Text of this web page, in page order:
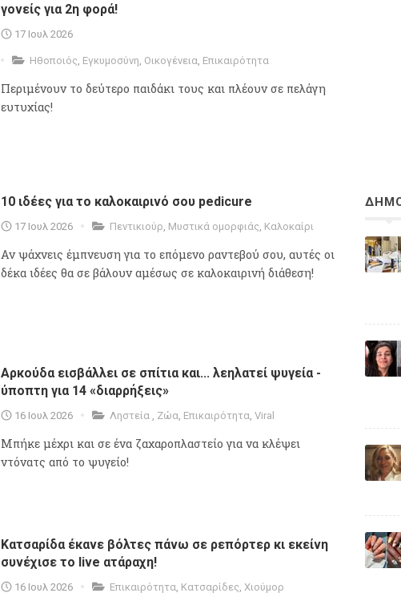
γονείς για 2η φορά!
17 Ιουλ 2026
Ηθοποιός Εγκυμοσύνη Οικογένεια Επικαιρότητα
Περιμένουν το δεύτερο παιδάκι τους και πλέουν σε πελάγη
ευτυχίας!
10 ιδέες για το καλοκαιρινό σου pedicure
17 Ιουλ 2026 Πεντικιούρ Μυστικά ομορφιάς Καλοκαίρι
Αν ψάχνεις έμπνευση για το επόμενο ραντεβού σου, αυτές οι
δέκα ιδέες θα σε βάλουν αμέσως σε καλοκαιρινή διάθεση!
Αρκούδα εισβάλλει σε σπίτια και... λεηλατεί ψυγεία -
ύποπτη για 14 «διαρρήξεις»
16 Ιουλ 2026 Ληστεία Ζώα Επικαιρότητα Viral
Μπήκε μέχρι και σε ένα ζαχαροπλαστείο για να κλέψει
ντόνατς από το ψυγείο!
Κατσαρίδα έκανε βόλτες πάνω σε ρεπόρτερ κι εκείνη
συνέχισε το live ατάραχη!
16 Ιουλ 2026 Επικαιρότητα Κατσαρίδες Χιούμορ